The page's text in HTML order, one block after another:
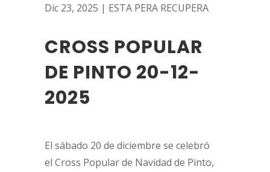
Dic 23, 2025 | ESTA PERA RECUPERA
CROSS POPULAR
DE PINTO 20-12-
2025
El sábado 20 de diciembre se celebró
el Cross Popular de Navidad de Pinto,